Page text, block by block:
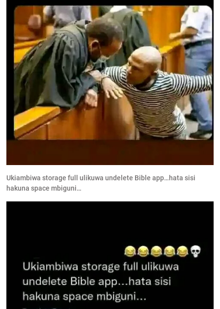
Ukiambiwa storage full ulikuwa undelete Bible app…hata sisi
hakuna space mbiguni…